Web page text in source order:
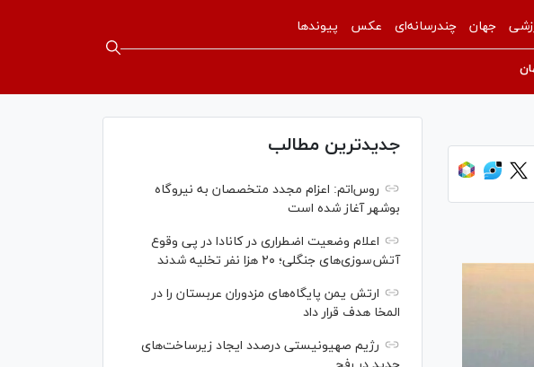
جهان چندرسانه‌ای عکس پیوندها
جدیدترین مطالب
روس‌اتم: اعزام مجدد متخصصان به نیروگاه
بوشهر آغاز شده است
اعلام وضعیت اضطراری در کانادا در پی وقوع
آتش‌سوزی‌های جنگلی؛ ۲۰ هزا نفر تخلیه شدند
ارتش یمن پایگاه‌های مزدوران عربستان را در
المخا هدف قرار داد
رژیم صهیونیستی درصدد ایجاد زیرساخت‌های